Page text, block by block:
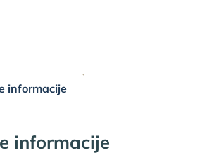
informacije
informacije